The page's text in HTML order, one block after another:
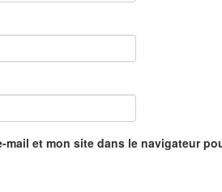
mail et mon site dans le navigateur